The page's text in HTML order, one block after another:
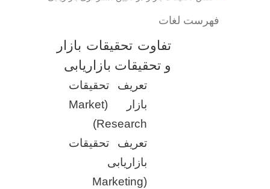
فهرست لغات
تفاوت تحقیقات بازار
و تحقیقات بازاریابی
تعریف تحقیقات
بازار (Market
Research)
تعریف تحقیقات
بازاریابی
(Marketing